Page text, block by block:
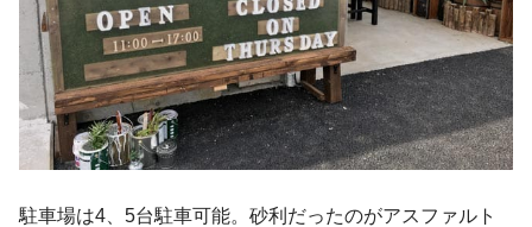
駐車場は4、5台駐車可能。砂利だったのがアスファルト